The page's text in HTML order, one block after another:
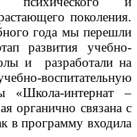
поколения.
года мы перешли
развития учебно-
и разработали на
воспитательную
«Школа-интернат –
органично связана с
в программу входила